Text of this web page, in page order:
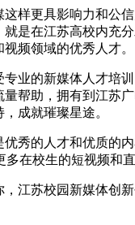
更具影响力和公信
是在江苏高校内充
频领域的优秀人才。
的新媒体人才培训
帮助，拥有到江苏
成就璀璨星途。
的人才和优质的内
在校生的短视频和
苏校园新媒体创新